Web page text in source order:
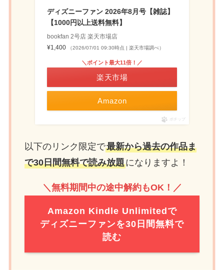
ディズニーファン 2026年8月号【雑誌】
【1000円以上送料無料】
bookfan 2号店 楽天市場店
¥1,400
（2026/07/01 09:30時点 | 楽天市場調べ）
Amazon
＼ポイント最大11倍！／
楽天市場
ポチップ
以下のリンク限定で最新から過去の作品ま
で30日間無料で読み放題になりますよ！
＼無料期間中の途中解約もOK！／
Amazon Kindle Unlimitedで
ディズニーファンを30日間無料で
読む